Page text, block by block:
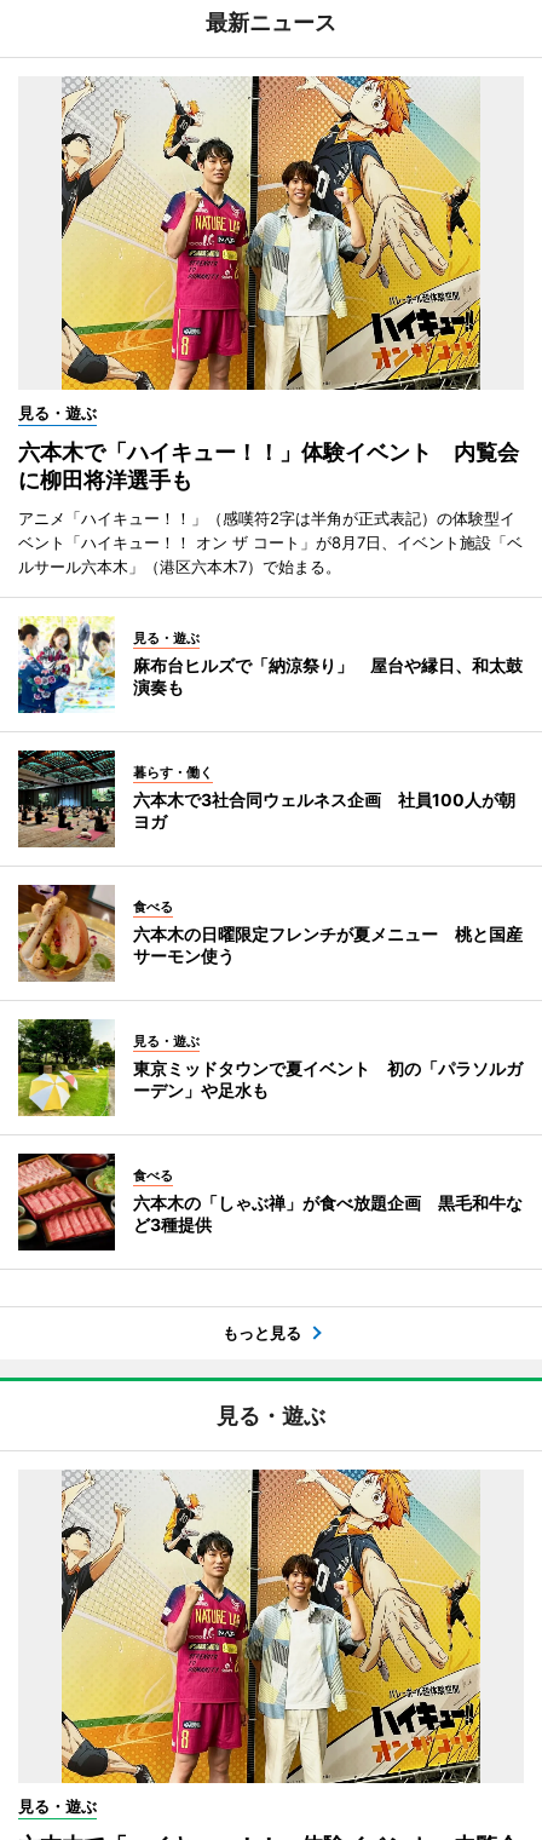
最新ニュース
見る・遊ぶ
六本木で「ハイキュー！！」体験イベント 内覧会
に柳田将洋選手も
アニメ「ハイキュー！！」（感嘆符2字は半角が正式表記）の体験型イ
ベント「ハイキュー！！ オン ザ コート」が8月7日、イベント施設「ベ
ルサール六本木」（港区六本木7）で始まる。
見る・遊ぶ
麻布台ヒルズで「納涼祭り」 屋台や縁日、和太鼓
演奏も
暮らす・働く
六本木で3社合同ウェルネス企画 社員100人が朝
ヨガ
食べる
六本木の日曜限定フレンチが夏メニュー 桃と国産
サーモン使う
見る・遊ぶ
東京ミッドタウンで夏イベント 初の「パラソルガ
ーデン」や足水も
食べる
六本木の「しゃぶ禅」が食べ放題企画 黒毛和牛な
ど3種提供
もっと見る
見る・遊ぶ
見る・遊ぶ